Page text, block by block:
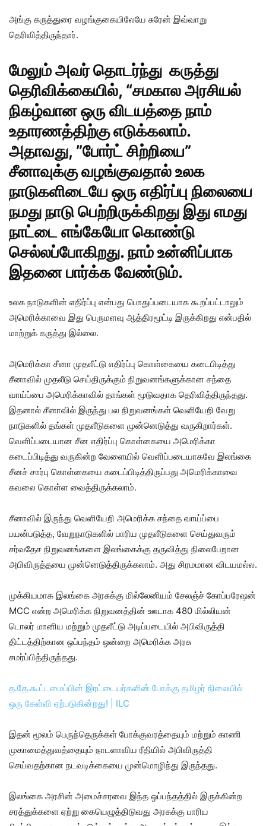
அங்கு கருத்துரை வழங்குகையிலேயே சுரேன் இவ்வாறு
தெரிவித்திருந்தார்.
மேலும் அவர் தொடர்ந்து கருத்து
தெரிவிக்கையில், “சமகால அரசியல்
நிகழ்வான ஒரு விடயத்தை நாம்
உதாரணத்திற்கு எடுக்கலாம்.
அதாவது, ”போர்ட் சிற்றியை”
சீனாவுக்கு வழங்குவதால் உலக
நாடுகளிடையே ஒரு எதிர்ப்பு நிலையை
நமது நாடு பெற்றிருக்கிறது இது எமது
நாட்டை எங்கேயோ கொண்டு
செல்லப்போகிறது. நாம் உன்னிப்பாக
இதனை பார்க்க வேண்டும்.
உலக நாடுகளின் எதிர்ப்பு என்பது பொதுப்படையாக கூறப்பட்டாலும்
அமெரிக்காவை இது பெருமளவு ஆத்திரமூட்டி இருக்கிறது என்பதில்
மாற்றுக் கருத்து இல்லை.
அமெரிக்கா சீனா முதலீட்டு எதிர்ப்பு கொள்கையை கடைபிடித்து
சீனாவில் முதலீடு செய்திருக்கும் நிறுவனங்களுக்கான சந்தை
வாய்ப்பை அமெரிக்காவில் தாங்கள் மூடுவதாக தெரிவித்திருந்தது.
இதனால் சீனாவில் இருந்து பல நிறுவனங்கள் வெளியேறி வேறு
நாடுகளில் தங்கள் முதலீடுகளை முன்னெடுத்து வருகிறார்கள்.
வெளிப்படையான சீன எதிர்ப்பு கொள்கையை அமெரிக்கா
கடைப்பிடித்து வருகின்ற வேளையில் வெளிப்படையாகவே இலங்கை
சீனச் சார்பு கொள்கையை கடைப்பிடித்திருப்பது அமெரிக்காவை
கவலை கொள்ள வைத்திருக்கலாம்.
சீனாவில் இருந்து வெளியேறி அமெரிக்க சந்தை வாய்ப்பை
பயன்படுத்த, வேறுநாடுகளில் பாரிய முதலீடுகளை செய்துவரும்
சர்வதேச நிறுவனங்களை இலங்கைக்கு தருவித்து நிலைபேறான
அபிவிருத்தயை முன்னெடுத்திருக்கலாம். அது சிரமமான விடயமல்ல.
முக்கியமாக இலங்கை அரசுக்கு மில்லேனியம் சேலஞ்ச் கோப்பரேஷன்
MCC என்ற அமெரிக்க நிறுவனத்தின் ஊடாக 480 மில்லியன்
டொலர் மானிய மற்றும் முதலீட்டு அடிப்படையில் அபிவிருத்தி
திட்டத்திற்கான ஒப்பந்தம் ஒன்றை அமெரிக்க அரசு
சமர்ப்பித்திருந்தது.
த.தே.கூட்டமைப்பின் இரட்டையர்களின் போக்கு தமிழர் நிலையில்
ஒரு கேள்வி ஏற்படுகின்றது! | ILC
இதன் மூலம் பெருந்தெருக்கள் போக்குவரத்தையும் மற்றும் காணி
முகாமைத்துவத்தையும் நாடளாவிய ரீதியில் அபிவிருத்தி
செய்வதற்கான நடவடிக்கையை முன்மொழிந்து இருந்தது.
இலங்கை அரசின் அமைச்சரவை இந்த ஒப்பந்தத்தில் இருக்கின்ற
சரத்துக்களை ஏற்று கையெழுத்திடுவது அரசுக்கு பாரிய